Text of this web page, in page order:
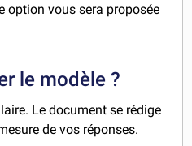
option vous sera proposée
le modèle ?
Le document se rédige
de vos réponses.